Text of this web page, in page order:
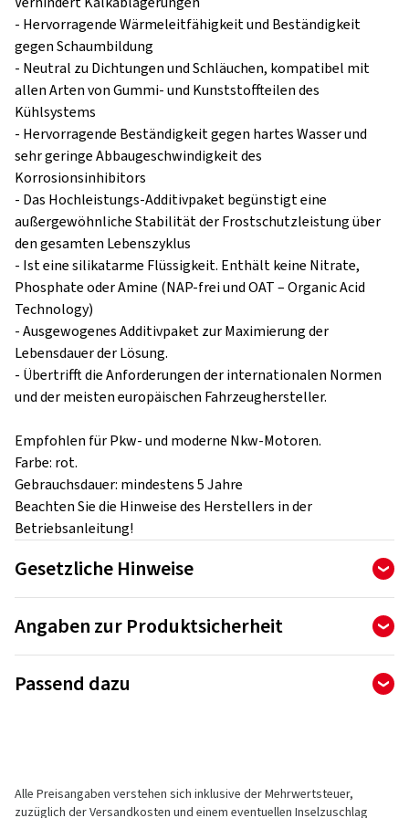
- Hervorragende Wärmeleitfähigkeit und Beständigkeit
gegen Schaumbildung
- Neutral zu Dichtungen und Schläuchen, kompatibel mit
allen Arten von Gummi- und Kunststoffteilen des
Kühlsystems
- Hervorragende Beständigkeit gegen hartes Wasser und
sehr geringe Abbaugeschwindigkeit des
Korrosionsinhibitors
- Das Hochleistungs-Additivpaket begünstigt eine
außergewöhnliche Stabilität der Frostschutzleistung über
den gesamten Lebenszyklus
- Ist eine silikatarme Flüssigkeit. Enthält keine Nitrate,
Phosphate oder Amine (NAP-frei und OAT – Organic Acid
Technology)
- Ausgewogenes Additivpaket zur Maximierung der
Lebensdauer der Lösung.
- Übertrifft die Anforderungen der internationalen Normen
und der meisten europäischen Fahrzeughersteller.
Empfohlen für Pkw- und moderne Nkw-Motoren.
Farbe: rot.
Gebrauchsdauer: mindestens 5 Jahre
Beachten Sie die Hinweise des Herstellers in der
Betriebsanleitung!
Gesetzliche Hinweise
Signalwort Achtung
H373 Kann die Nieren schädigen bei längerer oder
Angaben zur Produktsicherheit
SUDHEIMER CAR TECHNIK-VERTRIEBS GMBH
Kontakt für Produktsicherheit (kein
Passend dazu
Alle Preisangaben verstehen sich inklusive der Mehrwertsteuer,
zuzüglich der Versandkosten und einem eventuellen Inselzuschlag